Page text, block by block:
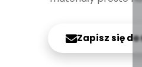
Zapisz się